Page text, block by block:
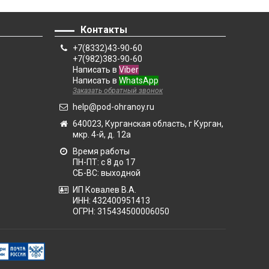
Контакты
+7(8332)43-90-60
+7(982)383-90-60
Написать в Viber
Написать в WhatsApp
Заказать обратный звонок
help@pod-ohranoy.ru
640023, Курганская область, г Курган,
мкр. 4-й, д. 12а
Время работы
ПН-ПТ: с 8 до 17
СБ-ВС: выходной
ИП Ковалев В.А.
ИНН: 432400951413
ОГРН: 315434500006050